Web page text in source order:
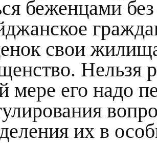
беженцами
свои
Нельзя
мере его надо
их в